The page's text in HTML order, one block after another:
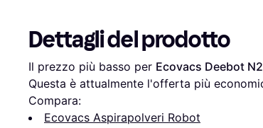
Dettagli del prodotto
Il prezzo più basso per Ecovacs Deebot
Questa è attualmente l'offerta più
Compara:
Ecovacs Aspirapolveri Robot